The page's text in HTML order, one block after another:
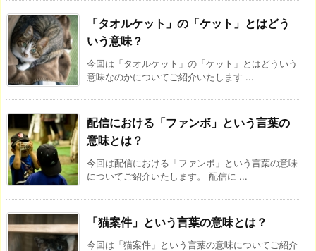
「タオルケット」の「ケット」とはどう
いう意味？
今回は「タオルケット」の「ケット」とはどういう
意味なのかについてご紹介いたします ...
配信における「ファンボ」という言葉の
意味とは？
今回は配信における「ファンボ」という言葉の意味
についてご紹介いたします。 配信に ...
「猫案件」という言葉の意味とは？
今回は「猫案件」という言葉の意味についてご紹介